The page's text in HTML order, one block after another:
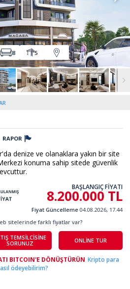
8 5
RAPOR
denize ve olanaklara yakın bir site
konuma sahip sitede güvenlik
BAŞLANGIÇ FİYATI
8.200.000 TL
Fiyat Güncelleme 04.08.2026, 17.44
TEMSİLCİSİNE
SORUNUZ
ONLİNE TUR
sitelerinde farklı fiyatlar var?
BITCOIN'E DÖNÜŞTÜRÜN Kripto para
ödeyebilirim?